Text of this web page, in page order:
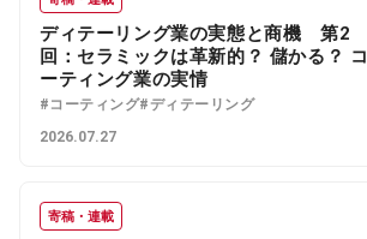
ディテーリング業の実態と商機 第2
回：セラミックは革新的？ 儲かる？ コ
ーティング業の実情
#コーティング#ディテーリング
2026.07.27
寄稿・連載